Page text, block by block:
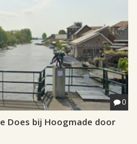
0
Does bij Hoogmade door